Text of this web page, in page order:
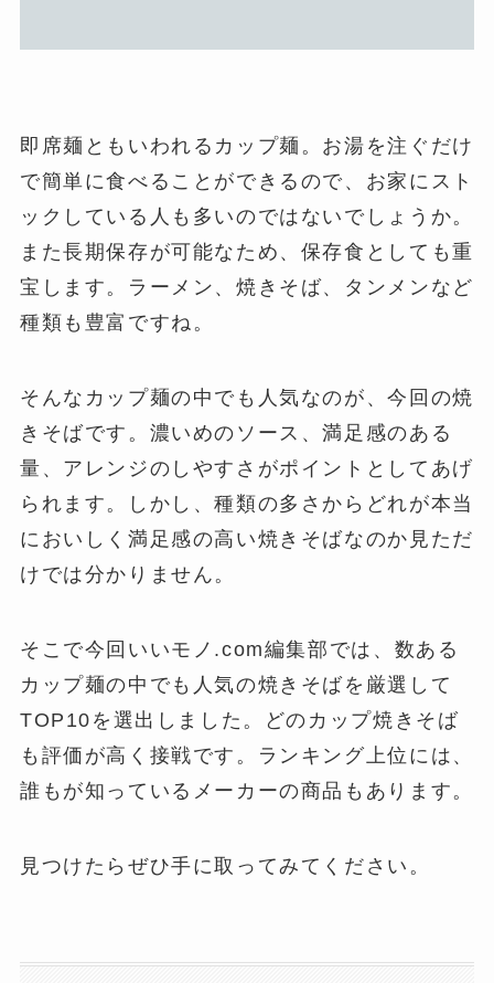
即席麺ともいわれるカップ麺。お湯を注ぐだけ
で簡単に食べることができるので、お家にスト
ックしている人も多いのではないでしょうか。
また長期保存が可能なため、保存食としても重
宝します。ラーメン、焼きそば、タンメンなど
種類も豊富ですね。
そんなカップ麺の中でも人気なのが、今回の焼
きそばです。濃いめのソース、満足感のある
量、アレンジのしやすさがポイントとしてあげ
られます。しかし、種類の多さからどれが本当
においしく満足感の高い焼きそばなのか見ただ
けでは分かりません。
そこで今回いいモノ.com編集部では、数ある
カップ麺の中でも人気の焼きそばを厳選して
TOP10を選出しました。どのカップ焼きそば
も評価が高く接戦です。ランキング上位には、
誰もが知っているメーカーの商品もあります。
見つけたらぜひ手に取ってみてください。